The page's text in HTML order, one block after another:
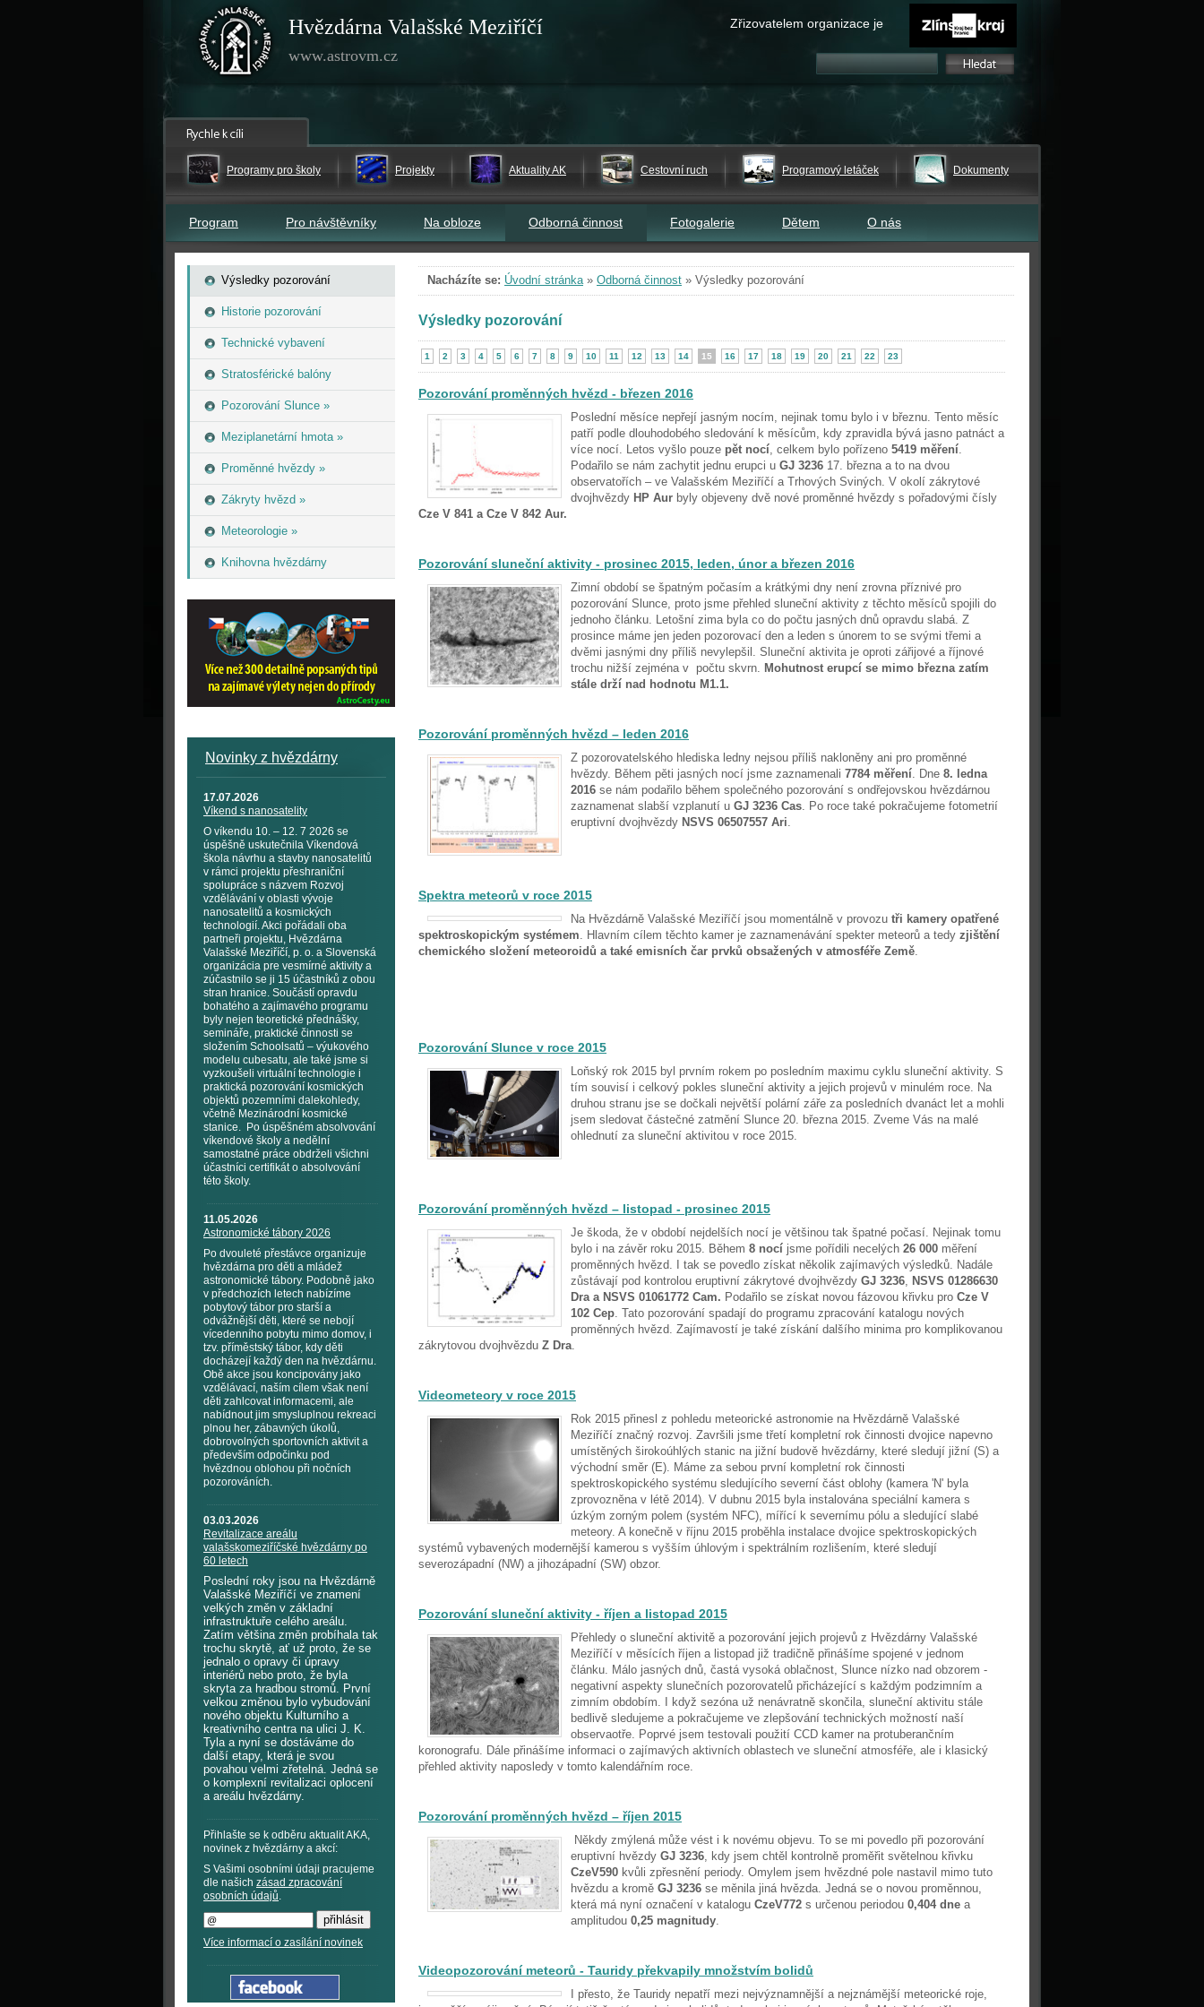
Hvězdárna Valašské Meziříčí
www.astrovm.cz
Zřizovatelem organizace je
Programy pro školy Projekty Aktuality AK Cestovní ruch Programový letáček Dokumenty
Program Pro návštěvníky Na obloze Odborná činnost Fotogalerie Dětem O nás
Výsledky pozorování
Historie pozorování
Technické vybavení
Stratosférické balóny
Pozorování Slunce »
Meziplanetární hmota »
Proměnné hvězdy »
Zákryty hvězd »
Meteorologie »
Knihovna hvězdárny
Novinky z hvězdárny
17.07.2026
Víkend s nanosatelity
O víkendu 10. – 12. 7 2026 se
úspěšně uskutečnila Víkendová
škola návrhu a stavby nanosatelitů
v rámci projektu přeshraniční
spolupráce s názvem Rozvoj
vzdělávání v oblasti vývoje
nanosatelitů a kosmických
technologií. Akci pořádali oba
partneři projektu, Hvězdárna
Valašské Meziříčí, p. o. a Slovenská
organizácia pre vesmírné aktivity a
zúčastnilo se ji 15 účastníků z obou
stran hranice. Součástí opravdu
bohatého a zajímavého programu
byly nejen teoretické přednášky,
semináře, praktické činnosti se
složením Schoolsatů – výukového
modelu cubesatu, ale také jsme si
vyzkoušeli virtuální technologie i
praktická pozorování kosmických
objektů pozemními dalekohledy,
včetně Mezinárodní kosmické
stanice. Po úspěšném absolvování
víkendové školy a nedělní
samostatné práce obdrželi všichni
účastníci certifikát o absolvování
této školy.
11.05.2026
Astronomické tábory 2026
Po dvouleté přestávce organizuje
hvězdárna pro děti a mládež
astronomické tábory. Podobně jako
v předchozích letech nabízíme
pobytový tábor pro starší a
odvážnější děti, které se nebojí
vícedenního pobytu mimo domov, i
tzv. příměstský tábor, kdy děti
docházejí každý den na hvězdárnu.
Obě akce jsou koncipovány jako
vzdělávací, naším cílem však není
děti zahlcovat informacemi, ale
nabídnout jim smysluplnou rekreaci
plnou her, zábavných úkolů,
dobrovolných sportovních aktivit a
především odpočinku pod
hvězdnou oblohou při nočních
pozorováních.
03.03.2026
Revitalizace areálu
valašskomeziříčské hvězdárny po
60 letech
Poslední roky jsou na Hvězdárně
Valašské Meziříčí ve znamení
velkých změn v základní
infrastruktuře celého areálu.
Zatím většina změn probíhala tak
trochu skrytě, ať už proto, že se
jednalo o opravy či úpravy
interiérů nebo proto, že byla
skryta za hradbou stromů. První
velkou změnou bylo vybudování
nového objektu Kulturního a
kreativního centra na ulici J. K.
Tyla a nyní se dostáváme do
další etapy, která je svou
povahou velmi zřetelná. Jedná se
o komplexní revitalizaci oplocení
a areálu hvězdárny.
Přihlašte se k odběru aktualit AKA,
novinek z hvězdárny a akcí:
S Vašimi osobními údaji pracujeme
dle našich zásad zpracování
osobních údajů.
Více informací o zasílání novinek
Nacházíte se: Úvodní stránka» Odborná činnost » Výsledky pozorování
Výsledky pozorování
1 2 3 4 5 6 7 8 9 10 11 12 13 14 15 16 17 18 19 20 21 22 23
Pozorování proměnných hvězd - březen 2016
Poslední měsíce nepřejí jasným nocím, nejinak tomu bylo i v březnu. Tento měsíc
patří podle dlouhodobého sledování k měsícům, kdy zpravidla bývá jasno patnáct a
více nocí. Letos vyšlo pouze pět nocí, celkem bylo pořízeno 5419 měření.
Podařilo se nám zachytit jednu erupci u GJ 3236 17. března a to na dvou
observatořích – ve Valašském Meziříčí a Trhových Sviných. V okolí zákrytové
dvojhvězdy HP Aur byly objeveny dvě nové proměnné hvězdy s pořadovými čísly
Cze V 841 a Cze V 842 Aur.
Pozorování sluneční aktivity - prosinec 2015, leden, únor a březen 2016
Zimní období se špatným počasím a krátkými dny není zrovna příznivé pro
pozorování Slunce, proto jsme přehled sluneční aktivity z těchto měsíců spojili do
jednoho článku. Letošní zima byla co do počtu jasných dnů opravdu slabá. Z
prosince máme jen jeden pozorovací den a leden s únorem to se svými třemi a
dvěmi jasnými dny příliš nevylepšil. Sluneční aktivita je oproti zářijové a říjnové
trochu nižší zejména v počtu skvrn. Mohutnost erupcí se mimo března zatím
stále drží nad hodnotu M1.1.
Pozorování proměnných hvězd – leden 2016
Z pozorovatelského hlediska ledny nejsou příliš nakloněny ani pro proměnné
hvězdy. Během pěti jasných nocí jsme zaznamenali 7784 měření. Dne 8. ledna
2016 se nám podařilo během společného pozorování s ondřejovskou hvězdárnou
zaznamenat slabší vzplanutí u GJ 3236 Cas. Po roce také pokračujeme fotometrií
eruptivní dvojhvězdy NSVS 06507557 Ari.
Spektra meteorů v roce 2015
Na Hvězdárně Valašské Meziříčí jsou momentálně v provozu tři kamery opatřené
spektroskopickým systémem. Hlavním cílem těchto kamer je zaznamenávání spekter meteorů a tedy zjištění
chemického složení meteoroidů a také emisních čar prvků obsažených v atmosféře Země.
Pozorování Slunce v roce 2015
Loňský rok 2015 byl prvním rokem po posledním maximu cyklu sluneční aktivity. S
tím souvisí i celkový pokles sluneční aktivity a jejich projevů v minulém roce. Na
druhou stranu jse se dočkali největší polární záře za posledních dvanáct let a mohli
jsem sledovat částečné zatmění Slunce 20. března 2015. Zveme Vás na malé
ohlednutí za sluneční aktivitou v roce 2015.
Pozorování proměnných hvězd – listopad - prosinec 2015
Je škoda, že v období nejdelších nocí je většinou tak špatné počasí. Nejinak tomu
bylo i na závěr roku 2015. Během 8 nocí jsme pořídili necelých 26 000 měření
proměnných hvězd. I tak se povedlo získat několik zajímavých výsledků. Nadále
zůstávají pod kontrolou eruptivní zákrytové dvojhvězdy GJ 3236, NSVS 01286630
Dra a NSVS 01061772 Cam. Podařilo se získat novou fázovou křivku pro Cze V
102 Cep. Tato pozorování spadají do programu zpracování katalogu nových
proměnných hvězd. Zajímavostí je také získání dalšího minima pro komplikovanou
zákrytovou dvojhvězdu Z Dra.
Videometeory v roce 2015
Rok 2015 přinesl z pohledu meteorické astronomie na Hvězdárně Valašské
Meziříčí značný rozvoj. Završili jsme třetí kompletní rok činnosti dvojice napevno
umístěných širokoúhlých stanic na jižní budově hvězdárny, které sledují jižní (S) a
východní směr (E). Máme za sebou první kompletní rok činnosti
spektroskopického systému sledujícího severní část oblohy (kamera 'N' byla
zprovozněna v létě 2014). V dubnu 2015 byla instalována speciální kamera s
úzkým zorným polem (systém NFC), mířící k severnímu pólu a sledující slabé
meteory. A konečně v říjnu 2015 proběhla instalace dvojice spektroskopických
systémů vybavených modernější kamerou s vyšším úhlovým i spektrálním rozlišením, které sledují
severozápadní (NW) a jihozápadní (SW) obzor.
Pozorování sluneční aktivity - říjen a listopad 2015
Přehledy o sluneční aktivitě a pozorování jejich projevů z Hvězdárny Valašské
Meziříčí v měsících říjen a listopad již tradičně přinášíme spojené v jednom
článku. Málo jasných dnů, častá vysoká oblačnost, Slunce nízko nad obzorem -
negativní aspekty slunečních pozorovatelů přicházející s každým podzimním a
zimním obdobím. I když sezóna už nenávratně skončila, sluneční aktivitu stále
bedlivě sledujeme a pokračujeme ve zlepšování technických možností naší
observaotře. Poprvé jsem testovali použití CCD kamer na protuberančním
koronografu. Dále přinášíme informaci o zajímavých aktivních oblastech ve sluneční atmosféře, ale i klasický
přehled aktivity naposledy v tomto kalendářním roce.
Pozorování proměnných hvězd – říjen 2015
Někdy zmýlená může vést i k novému objevu. To se mi povedlo při pozorování
eruptivní hvězdy GJ 3236, kdy jsem chtěl kontrolně proměřit světelnou křivku
CzeV590 kvůli zpřesnění periody. Omylem jsem hvězdné pole nastavil mimo tuto
hvězdu a kromě GJ 3236 se měnila jiná hvězda. Jedná se o novou proměnnou,
která má nyní označení v katalogu CzeV772 s určenou periodou 0,404 dne a
amplitudou 0,25 magnitudy.
Videopozorování meteorů - Tauridy překvapily množstvím bolidů
I přesto, že Tauridy nepatří mezi nejvýznamnější a nejznámější meteorické roje,